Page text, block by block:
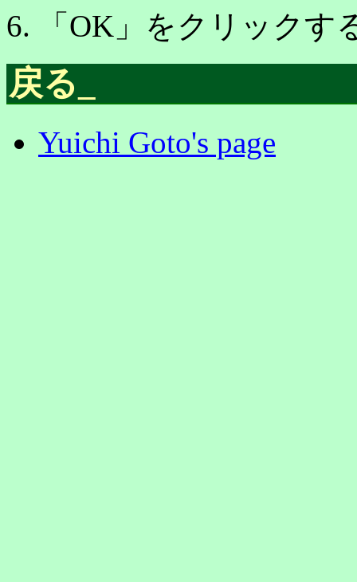
「OK」をクリックす
戻る
Yuichi Goto's page